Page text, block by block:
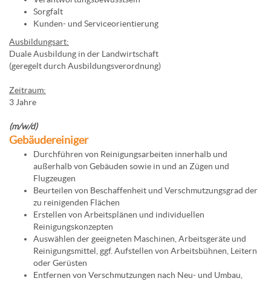
Sorgfalt
Kunden- und Serviceorientierung
Ausbildungsart:
Duale Ausbildung in der Landwirtschaft
(geregelt durch Ausbildungsverordnung)
Zeitraum:
3 Jahre
(m/w/d)
Gebäudereiniger
Durchführen von Reinigungsarbeiten innerhalb und
außerhalb von Gebäuden sowie in und an Zügen und
Flugzeugen
Beurteilen von Beschaffenheit und Verschmutzungsgrad der
zu reinigenden Flächen
Erstellen von Arbeitsplänen und individuellen
Reinigungskonzepten
Auswählen der geeigneten Maschinen, Arbeitsgeräte und
Reinigungsmittel, ggf. Aufstellen von Arbeitsbühnen, Leitern
oder Gerüsten
Entfernen von Verschmutzungen nach Neu- und Umbau,